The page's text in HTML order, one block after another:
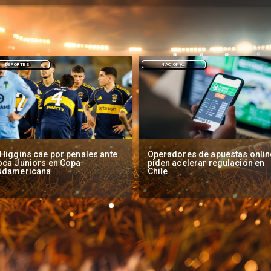
de apuestas online
acelerar regulación en
NACIONAL
Fallece Lucy López Cruz,
primera medallista chilena en
Juegos Panamericanos
DEPORTES